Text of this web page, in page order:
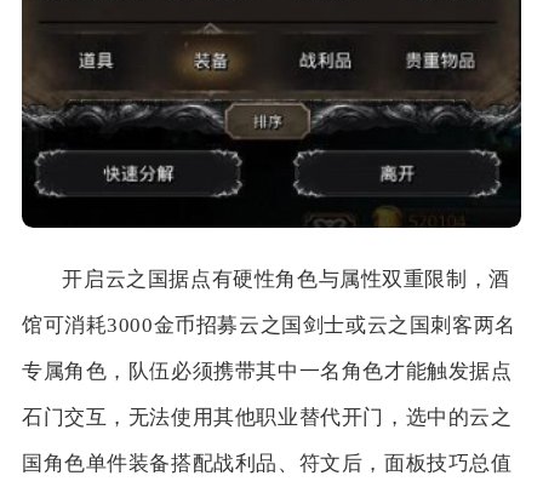
开启云之国据点有硬性角色与属性双重限制，酒
馆可消耗3000金币招募云之国剑士或云之国刺客两名
专属角色，队伍必须携带其中一名角色才能触发据点
石门交互，无法使用其他职业替代开门，选中的云之
国角色单件装备搭配战利品、符文后，面板技巧总值